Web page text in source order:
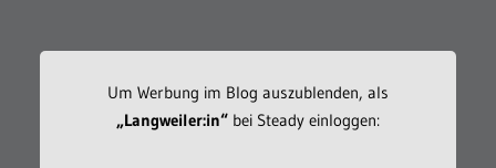
Um Werbung im Blog auszublenden, als
„Langweiler:in“bei Steady einloggen: